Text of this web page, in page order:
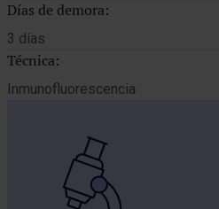
Días de demora:
3 días
Técnica:
Inmunofluorescencia